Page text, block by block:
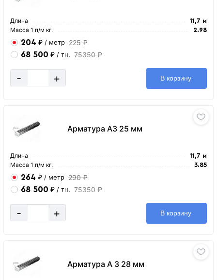
Длина 11,7 м
Масса 1 п/м кг. 2.98
204 ₽ / метр 225 ₽
68 500 ₽ / тн. 75350 ₽
- + В корзину
Арматура А3 25 мм
Длина 11,7 м
Масса 1 п/м кг. 3.85
264 ₽ / метр 290 ₽
68 500 ₽ / тн. 75350 ₽
- + В корзину
Арматура А 3 28 мм